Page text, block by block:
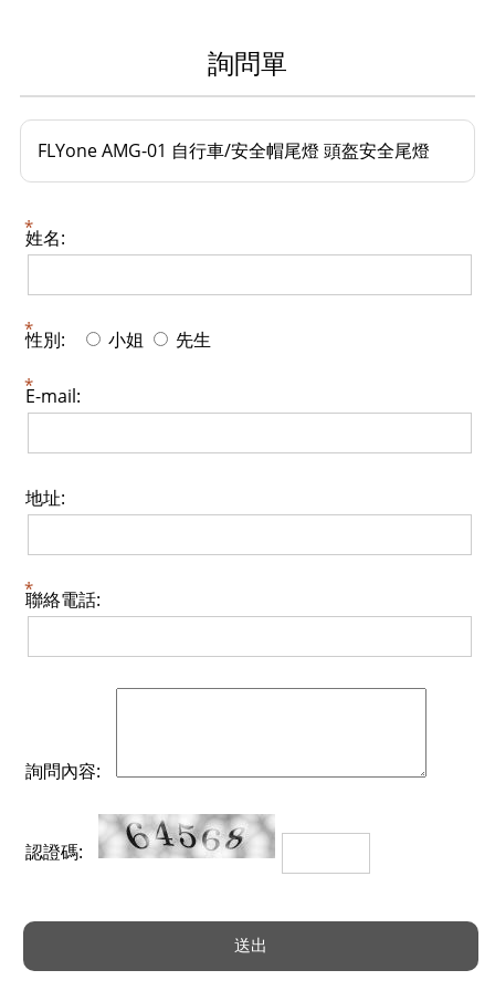
詢問單
FLYone AMG-01 自行車/安全帽尾燈 頭盔安全尾燈
姓名:
性別: 小姐 先生
E-mail:
地址:
聯絡電話:
詢問內容:
認證碼: